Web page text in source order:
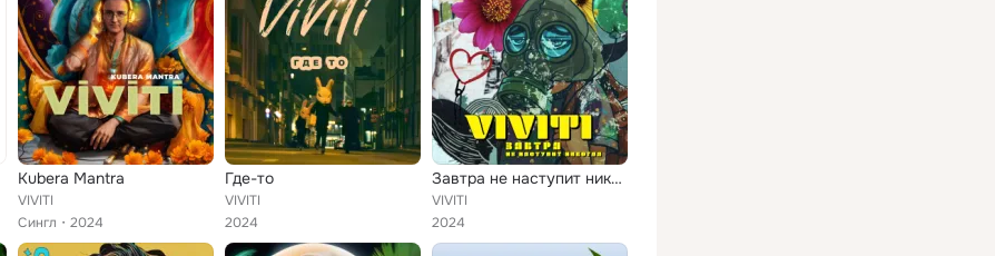
Kubera Mantra
VIVITI
Сингл
2024
Где-то
VIVITI
2024
Завтра не наступит никогда
VIVITI
2024